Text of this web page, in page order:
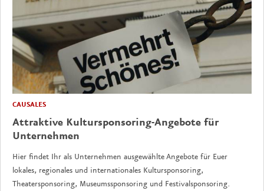
CAUSALES
Attraktive Kultursponsoring-Angebote für
Unternehmen
Hier findet Ihr als Unternehmen ausgewählte Angebote für Euer
lokales, regionales und internationales Kultursponsoring,
Theatersponsoring, Museumssponsoring und Festivalsponsoring.